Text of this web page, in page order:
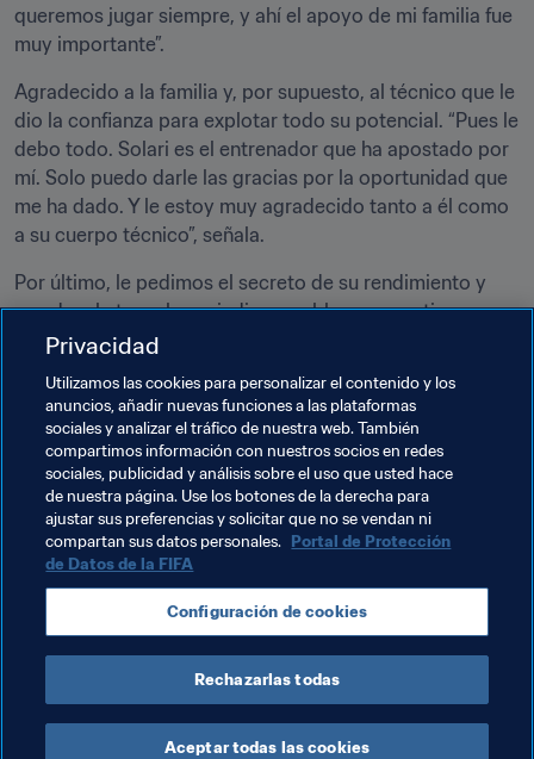
queremos jugar siempre, y ahí el apoyo de mi familia fue
muy importante”.
Agradecido a la familia y, por supuesto, al técnico que le
dio la confianza para explotar todo su potencial. “Pues le
debo todo. Solari es el entrenador que ha apostado por
mí. Solo puedo darle las gracias por la oportunidad que
me ha dado. Y le estoy muy agradecido tanto a él como
a su cuerpo técnico”, señala.
Por último, le pedimos el secreto de su rendimiento y
nos devela tres claves indispensables en su rutina:
“Alimentarse lo mejor posible, el descanso y luego el
te ayuda a estar mejor y a prevenir lesiones”.
Tomen nota. La saga continúa.
Temas relacionados
Competiciones
Privacidad
Utilizamos las cookies para personalizar el contenido y los
anuncios, añadir nuevas funciones a las plataformas
sociales y analizar el tráfico de nuestra web. También
compartimos información con nuestros socios en redes
sociales, publicidad y análisis sobre el uso que usted hace
de nuestra página. Use los botones de la derecha para
ajustar sus preferencias y solicitar que no se vendan ni
compartan sus datos personales. Portal de Protección
de Datos de la FIFA
Configuración de cookies
Rechazarlas todas
Aceptar todas las cookies